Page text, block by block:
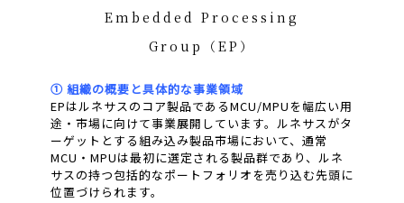
Embedded Processing
Group（EP）
① 組織の概要と具体的な事業領域
EPはルネサスのコア製品であるMCU/MPUを幅広い用
途・市場に向けて事業展開しています。ルネサスがタ
ーゲットとする組み込み製品市場において、通常
MCU・MPUは最初に選定される製品群であり、ルネ
サスの持つ包括的なポートフォリオを売り込む先頭に
位置づけられます。